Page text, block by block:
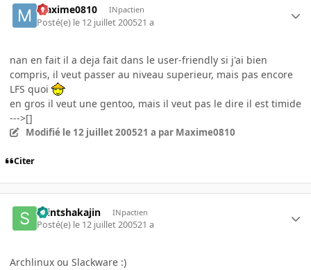
Maxime0810 INpactien
Posté(e) le 12 juillet 200521 a
nan en fait il a deja fait dans le user-friendly si j'ai bien
compris, il veut passer au niveau superieur, mais pas encore
LFS quoi
en gros il veut une gentoo, mais il veut pas le dire il est timide
--->[]
Modifié le 12 juillet 200521 a par Maxime0810
Citer
saintshakajin INpactien
Posté(e) le 12 juillet 200521 a
Archlinux ou Slackware :)